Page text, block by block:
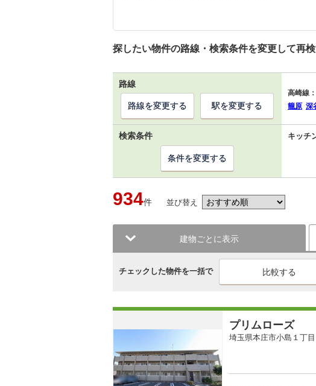
探したい物件の路線・検索条件を変更して再
路線
高崎線：
籠原 深
路線を変更する 駅を変更する
検索条件 キッチ
条件を変更する
934件 並び替え
建物ごとに表示
チェックした物件を一括で
プリムローズ
埼玉県本庄市小島１丁目